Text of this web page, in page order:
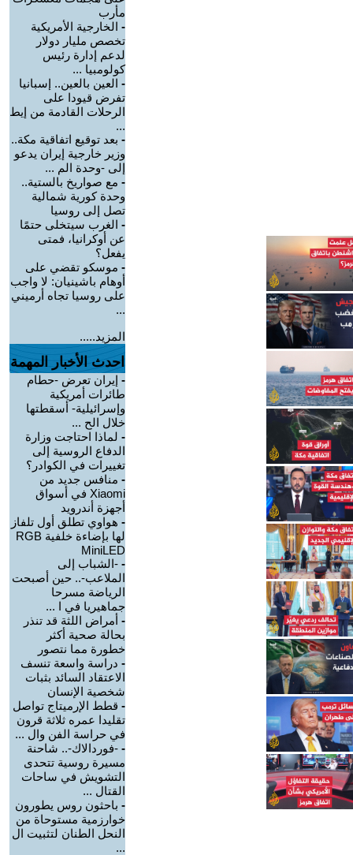
مأرب
- الخارجية الأمريكية
تخصص مليار دولار
لدعم إدارة رئيس
كولومبيا ...
- العين بالعين.. إسبانيا
تفرض قيودا على
الرحلات القادمة من إيط
...
- بعد توقيع اتفاقية مكة..
وزير خارجية إيران يدعو
إلى -وحدة الم ...
- مع صواريخ بالستية..
وحدة كورية شمالية
تصل إلى روسيا
- الغرب سيتخلى حتمًا
عن أوكرانيا، فمتى
يفعل؟
- موسكو تقضي على
أوهام باشينيان: لا واجب
على روسيا تجاه أرميني
...
المزيد.....
احدث الأخبار المهمة
- إيران تعرض -حطام
طائرات أمريكية
وإسرائيلية- أسقطتها
خلال الح ...
- لماذا احتاجت وزارة
الدفاع الروسية إلى
تغييرات في الكوادر؟
- منافس جديد من
Xiaomi في أسواق
أجهزة أندرويد
- هواوي تطلق أول تلفاز
لها بإضاءة خلفية RGB
MiniLED
- -الشباب إلى
الملاعب-.. حين أصبحت
الرياضة مسرحا
جماهيريا في ا ...
- أمراض اللثة قد تنذر
بحالة صحية أكثر
خطورة مما نتصور
- دراسة واسعة تنسف
الاعتقاد السائد بثبات
شخصية الإنسان
- قطط الإرميتاج تواصل
تقليدا عمره ثلاثة قرون
في حراسة الفن وال ...
- -فوردالاك-.. شاحنة
مسيرة روسية تتحدى
التشويش في ساحات
القتال ...
- باحثون روس يطورون
خوارزمية مستوحاة من
النحل الطنان لتثبيت ال
...